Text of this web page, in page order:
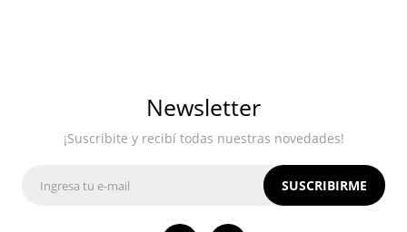
Newsletter
¡Suscribite y recibí todas nuestras novedades!
SUSCRIBIRME